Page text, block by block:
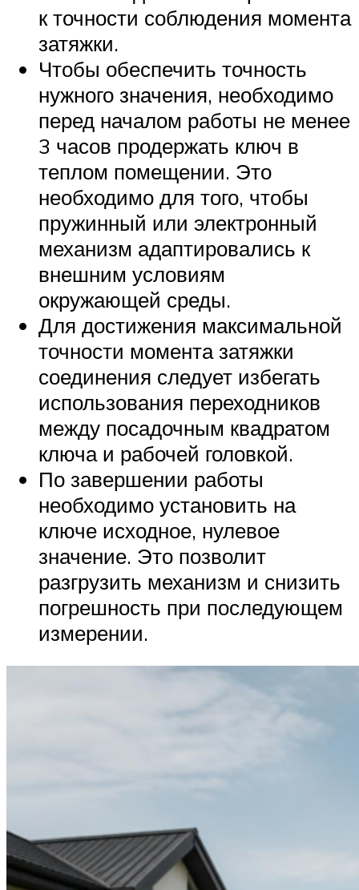
к точности соблюдения момента
затяжки.
Чтобы обеспечить точность
нужного значения, необходимо
перед началом работы не менее
3 часов продержать ключ в
теплом помещении. Это
необходимо для того, чтобы
пружинный или электронный
механизм адаптировались к
внешним условиям
окружающей среды.
Для достижения максимальной
точности момента затяжки
соединения следует избегать
использования переходников
между посадочным квадратом
ключа и рабочей головкой.
По завершении работы
необходимо установить на
ключе исходное, нулевое
значение. Это позволит
разгрузить механизм и снизить
погрешность при последующем
измерении.